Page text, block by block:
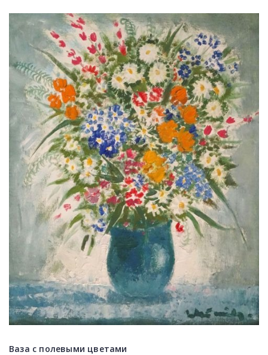
Ваза с полевыми цветами